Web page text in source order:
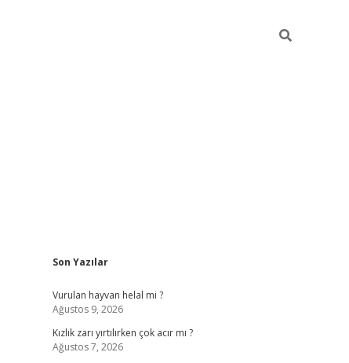
Sidebar
Son Yazılar
Vurulan hayvan helal mi ?
Ağustos 9, 2026
Kızlık zarı yırtılırken çok acır mı ?
Ağustos 7, 2026
vdcasino sitesi